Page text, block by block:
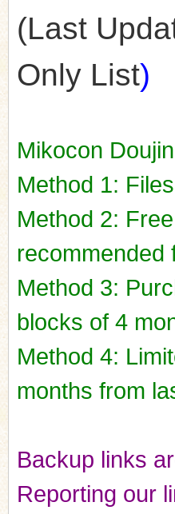
(Last
Only List)
Mikocon
Method 1:
Method 2:
recommended
Method 3:
blocks of 4
Method 4:
months from
Backup links
Reporting our